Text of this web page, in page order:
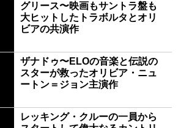
グリース〜映画もサントラ盤も
大ヒットしたトラボルタとオリ
ビアの共演作
ザナドゥ〜ELOの音楽と伝説の
スターが救ったオリビア・ニュ
ートン＝ジョン主演作
レッキング・クルーの一員から